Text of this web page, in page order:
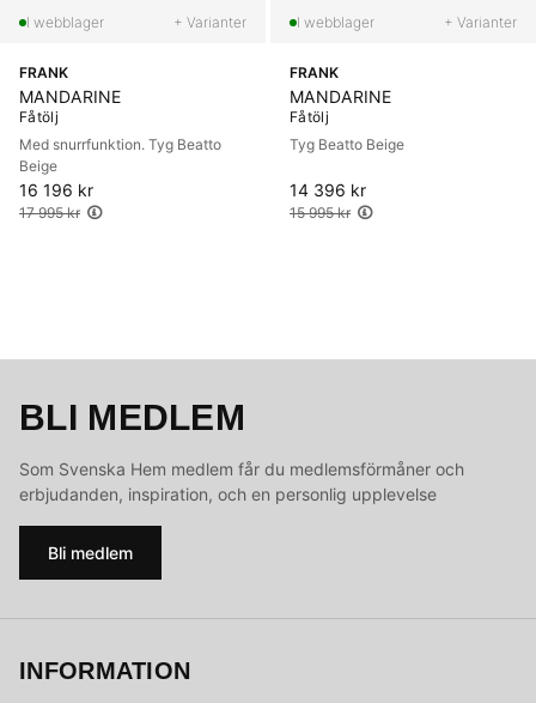
+ Varianter
FRANK
MANDARINE
Fåtölj
Med snurrfunktion. Tyg Beatto
Beige
16 196 kr
Ordinarie pris:
17 995 kr
+ Varianter
FRANK
MANDARINE
Fåtölj
Tyg Beatto Beige
14 396 kr
Ordinarie pris:
15 995 kr
BLI MEDLEM
Som Svenska Hem medlem får du medlemsförmåner och
erbjudanden, inspiration, och en personlig upplevelse
Bli medlem
INFORMATION